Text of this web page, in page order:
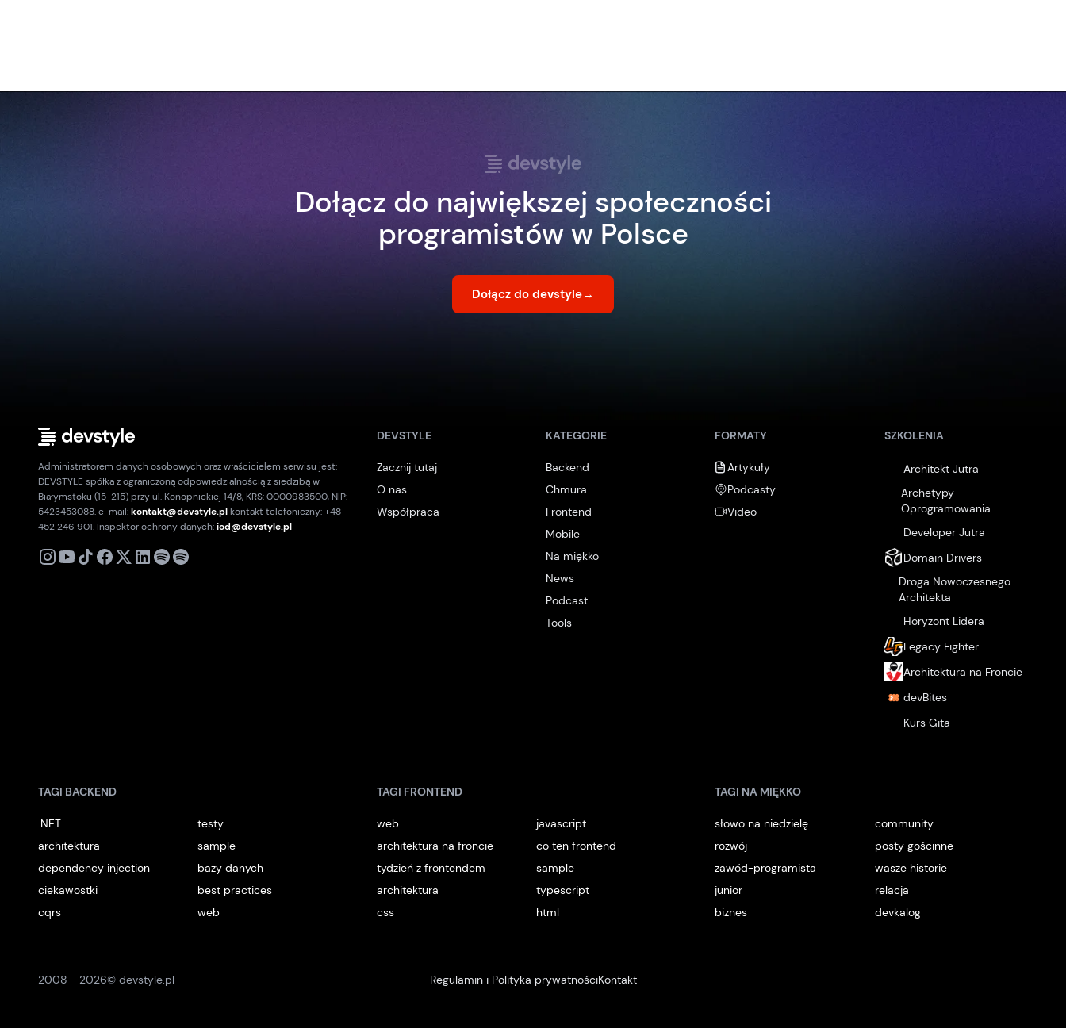
Dołącz do największej społeczności
programistów w Polsce
Dołącz do devstyle→
Administratorem danych osobowych oraz właścicielem serwisu jest:
DEVSTYLE spółka z ograniczoną odpowiedzialnością z siedzibą w
Białymstoku (15-215) przy ul. Konopnickiej 14/8, KRS: 0000983500, NIP:
5423453088. e-mail:kontakt@devstyle.plkontakt telefoniczny: +48
452 246 901. Inspektor ochrony danych:iod@devstyle.pl
X
DEVSTYLE
Zacznij tutaj
O nas
Współpraca
KATEGORIE
Backend
Chmura
Frontend
Mobile
Na miękko
News
Podcast
Tools
FORMATY
Artykuły
Podcasty
Video
SZKOLENIA
Architekt Jutra
Archetypy
Oprogramowania
Developer Jutra
Domain Drivers
Droga Nowoczesnego
Architekta
Horyzont Lidera
Legacy Fighter
Architektura na Froncie
devBites
Kurs Gita
TAGI BACKEND
.NET
testy
architektura
sample
dependency injection
bazy danych
ciekawostki
best practices
cqrs
web
TAGI FRONTEND
web
javascript
architektura na froncie
co ten frontend
tydzień z frontendem
sample
architektura
typescript
css
html
TAGI NA MIĘKKO
słowo na niedzielę
community
rozwój
posty gościnne
zawód-programista
wasze historie
junior
relacja
biznes
devkalog
2008 - 2026© devstyle.pl Regulamin i Polityka prywatnościKontakt